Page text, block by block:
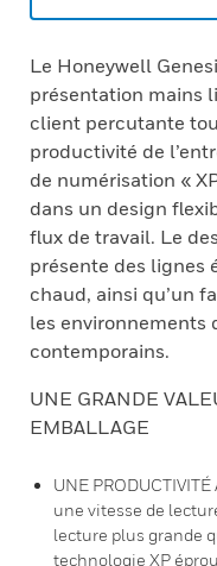
Le Honeywell
présentation mains
client percutante
productivité de
de numérisation «
dans un design
flux de travail. Le
présente des lignes
chaud, ainsi qu’un
les environnements
contemporains.
UNE GRANDE
EMBALLAGE
UNE
une vitesse de
lecture plus grande
technologie XP